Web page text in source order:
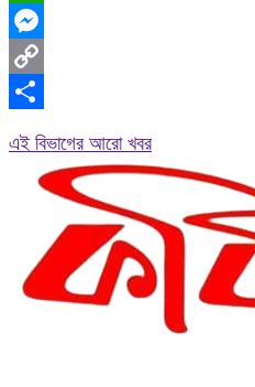
WhatsApp
Messenger
Copy
এই বিভাগের আরো খবর